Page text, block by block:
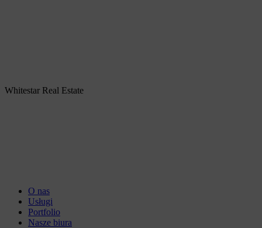
Whitestar Real Estate
O nas
Usługi
Portfolio
Nasze biura